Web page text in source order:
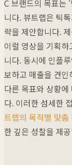
C 브랜드의 목표는
니다. 뷰트랩은 틱
략을 제안합니다.
이럴 영상을 기획
니다. 동시에 인플
보하고 매출을 견
다른 목표와 상황
다. 이러한 섬세한
트랩의 목적별 맞
한 깊은 성찰을 제